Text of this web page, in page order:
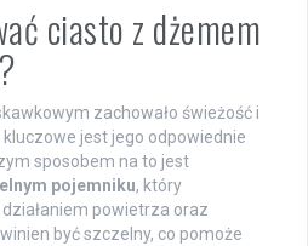
ciasto z dżemem
zachowało świeżość i
jest jego odpowiednie
sposobem na to jest
pojemniku, który
powietrza oraz
być szczelny, co pomoże